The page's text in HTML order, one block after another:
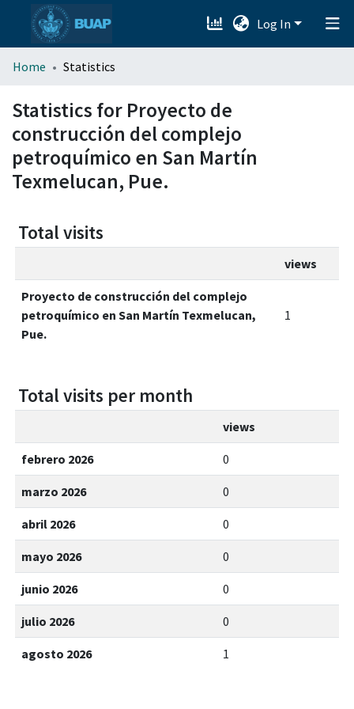
Log In
Home Statistics
Statistics for Proyecto de
construcción del complejo
petroquímico en San Martín
Texmelucan, Pue.
Total visits
views
Proyecto de construcción del complejo
petroquímico en San Martín Texmelucan,
Pue.
1
Total visits per month
views
febrero 2026 0
marzo 2026 0
abril 2026 0
mayo 2026 0
junio 2026 0
julio 2026 0
agosto 2026 1